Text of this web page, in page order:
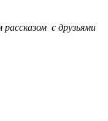
с друзьями